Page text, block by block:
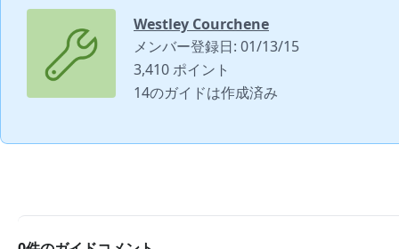
Westley Courchene
メンバー登録日: 01/13/15
3,410 ポイント
14のガイドは作成済み